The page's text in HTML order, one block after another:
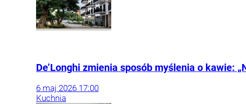
De’Longhi zmienia sposób myślenia o kawie:
6 maj 2026 17:00
Kuchnia